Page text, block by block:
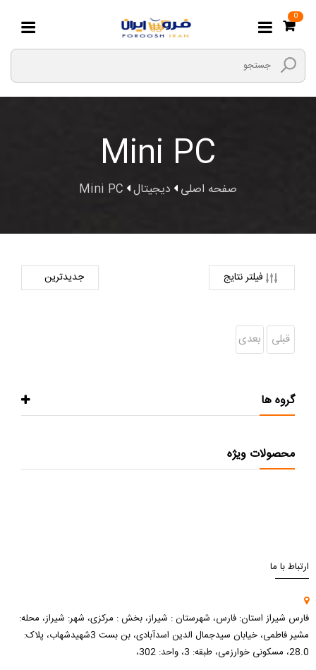
0
Mini PC
صفحه اصلی دیجیتال Mini PC
فیلتر نتایج
قبلی بعدی
گروه ها
محصولات ویژه
ارتباط با ما
فارس شیراز استان: فارس، شهرستان : شیراز، بخش : مرکزی، شهر: شیراز، محله:
مشیر فاطمی، خیابان سیدجمال الدین اسدآبادی، بن بست 3شهیدشهاب، پلاک:
28.0، مسکونی خوارزمی، طبقه: 3، واحد: 302،